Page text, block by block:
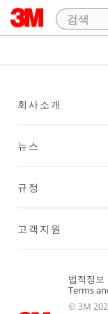
회사소개
뉴스
규정
고객지원
법적정보
Terms
© 3M